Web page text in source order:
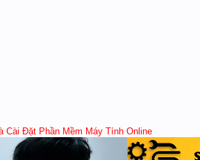
Cài Đặt Phần Mềm Máy Tính Online